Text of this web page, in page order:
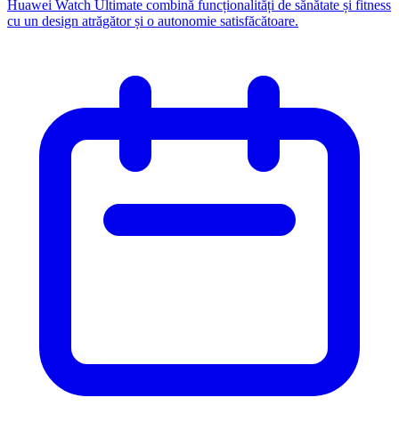
Huawei Watch Ultimate combină funcționalități de sănătate și fitness
cu un design atrăgător și o autonomie satisfăcătoare.